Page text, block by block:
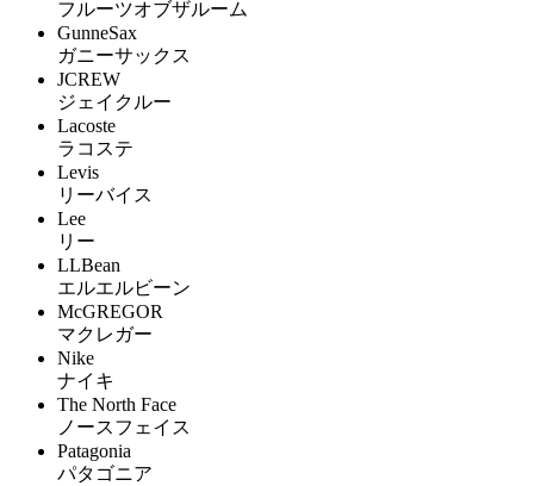
フルーツオブザルーム
GunneSax
ガニーサックス
JCREW
ジェイクルー
Lacoste
ラコステ
Levis
リーバイス
Lee
リー
LLBean
エルエルビーン
McGREGOR
マクレガー
Nike
ナイキ
The North Face
ノースフェイス
Patagonia
パタゴニア